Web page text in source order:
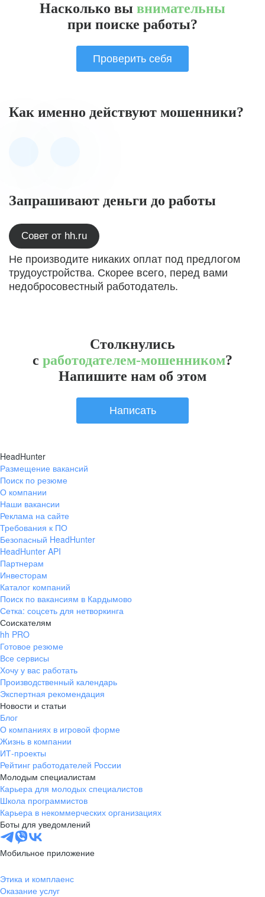
Насколько вы внимательны
при поиске работы?
Проверить себя
Как именно действуют мошенники?
Запрашивают деньги до работы
Совет от hh.ru
Не производите никаких оплат под предлогом
трудоустройства. Скорее всего, перед вами
недобросовестный работодатель.
Столкнулись
с работодателем-мошенником?
Напишите нам об этом
Написать
HeadHunter
Размещение вакансий
Поиск по резюме
О компании
Наши вакансии
Реклама на сайте
Требования к ПО
Безопасный HeadHunter
HeadHunter API
Партнерам
Инвесторам
Каталог компаний
Поиск по вакансиям в Кардымово
Сетка: соцсеть для нетворкинга
Соискателям
hh PRO
Готовое резюме
Все сервисы
Хочу у вас работать
Производственный календарь
Экспертная рекомендация
Новости и статьи
Блог
О компаниях в игровой форме
Жизнь в компании
ИТ-проекты
Рейтинг работодателей России
Молодым специалистам
Карьера для молодых специалистов
Школа программистов
Карьера в некоммерческих организациях
Боты для уведомлений
Мобильное приложение
Этика и комплаенс
Оказание услуг